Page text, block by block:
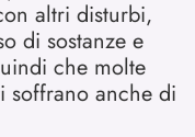
altri disturbi,
di sostanze e
che molte
soffrano anche di